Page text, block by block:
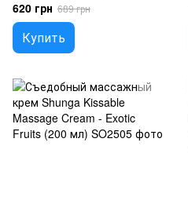
Colada (125 мл)
620 грн 689 грн
Купить